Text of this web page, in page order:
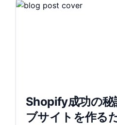
Shopify成功の秘
ブサイトを作る